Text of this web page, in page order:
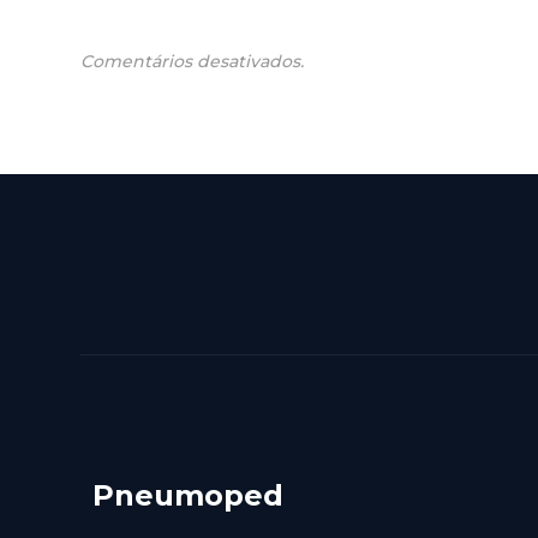
Comentários desativados.
Pneumoped